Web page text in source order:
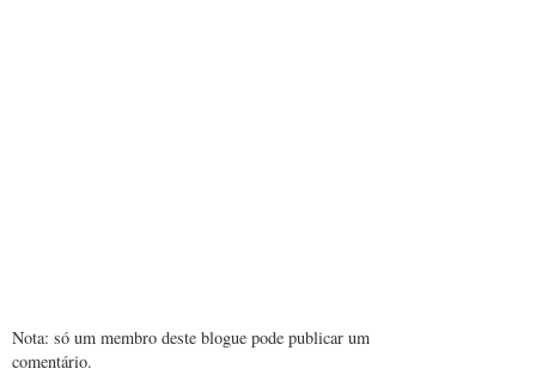
Nota: só um membro deste blogue pode publicar um
comentário.